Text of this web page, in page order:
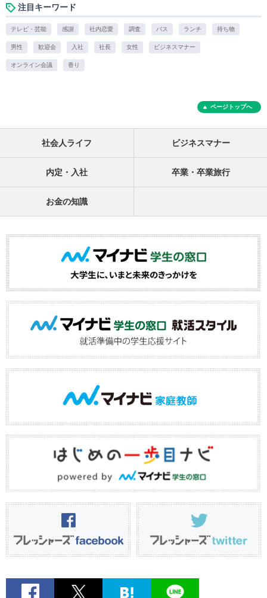
注目キーワード
テレビ・芸能 感謝 社内恋愛 調査 バス ランチ 持ち物
男性 歓迎会 入社 社長 女性 ビジネスマナー
オンライン会議 香り
ページトップへ
社会人ライフ ビジネスマナー
内定・入社 卒業・卒業旅行
お金の知識